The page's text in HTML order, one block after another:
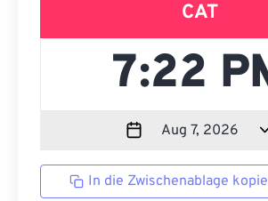
CAT
In die Zwischenablage